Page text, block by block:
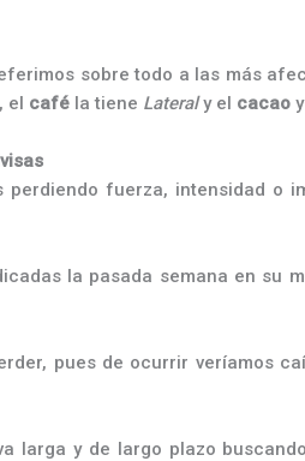
sobre todo a las más
el café la tiene Lateraly el cacao
fuerza, intensidad o
la pasada semana en su
pues de ocurrir veríamos
larga y de largo plazo